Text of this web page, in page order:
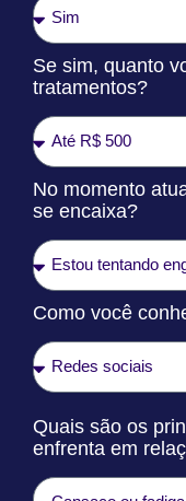
Se sim, quanto
tratamentos?
No momento
se encaixa?
Como você
Quais são os
enfrenta em